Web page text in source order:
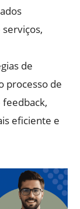
de
processo de
eficiente e